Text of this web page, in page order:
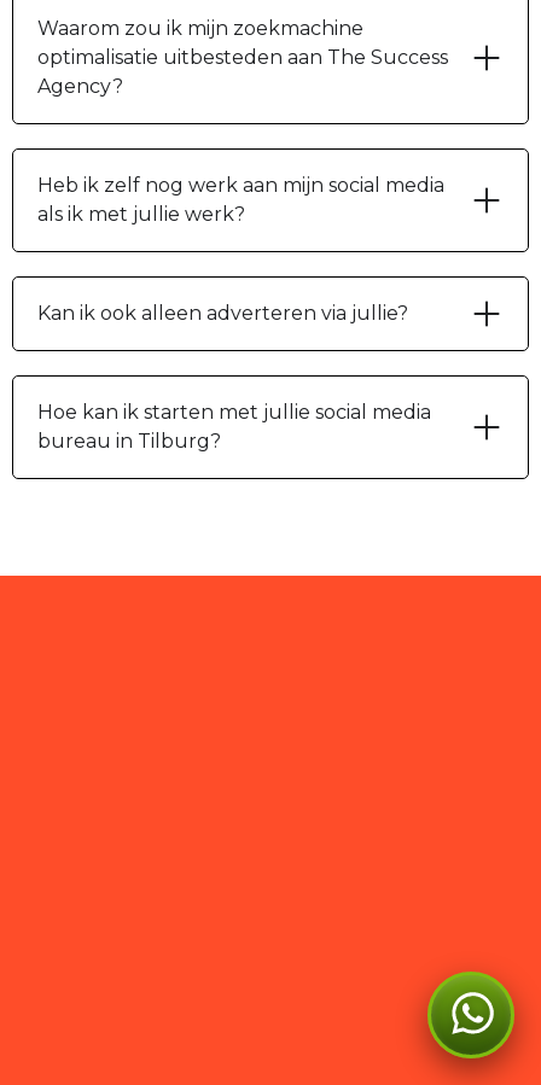
Waarom zou ik mijn zoekmachine
optimalisatie uitbesteden aan The Success
Agency?
Heb ik zelf nog werk aan mijn social media
als ik met jullie werk?
Kan ik ook alleen adverteren via jullie?
Hoe kan ik starten met jullie social media
bureau in Tilburg?
die niet alleen leuk zijn om te zien, maar ook